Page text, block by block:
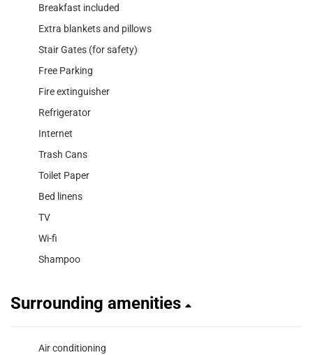
Breakfast included
Extra blankets and pillows
Stair Gates (for safety)
Free Parking
Fire extinguisher
Refrigerator
Internet
Trash Cans
Toilet Paper
Bed linens
TV
Wi-fi
Shampoo
Surrounding amenities
Air conditioning